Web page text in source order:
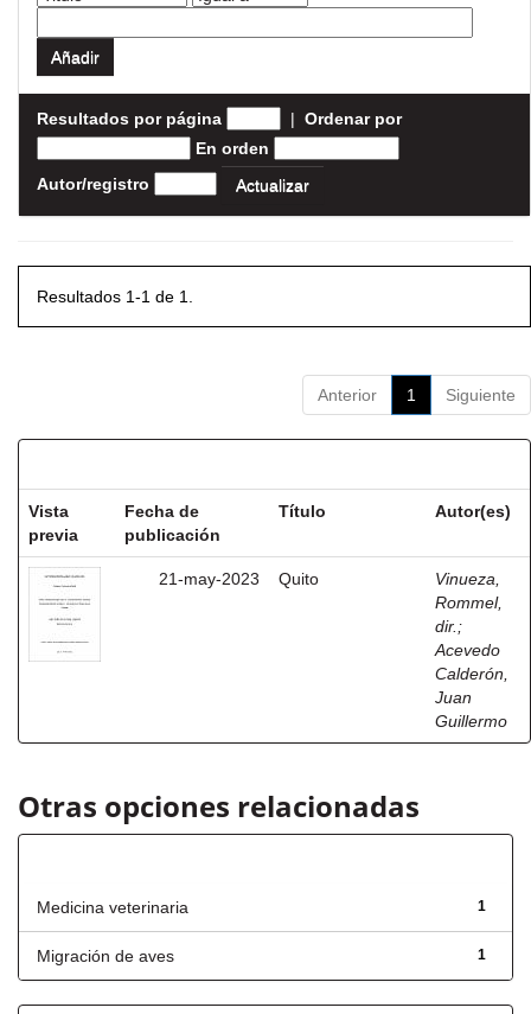
Resultados por página | Ordenar por
En orden
Autor/registro
Resultados 1-1 de 1.
Anterior 1 Siguiente
Vista
previa
Fecha de
publicación
Título Autor(es)
21-may-2023 Quito
Vinueza,
Rommel,
dir. ;
Acevedo
Calderón,
Juan
Guillermo
Otras opciones relacionadas
1
Medicina veterinaria
1
Migración de aves